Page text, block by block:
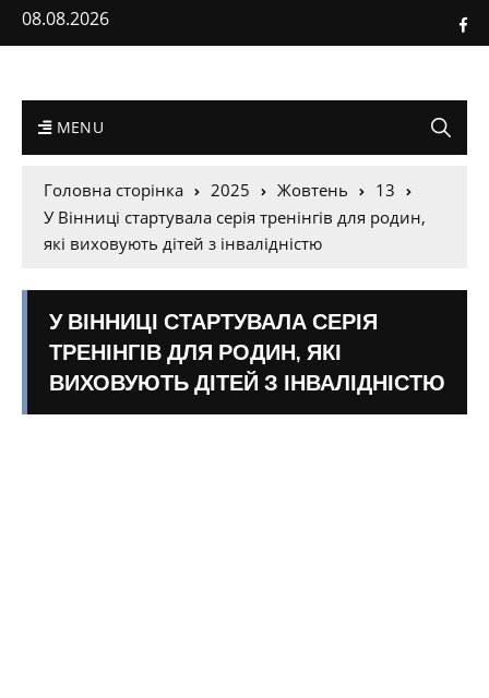
08.08.2026
MENU
Головна сторінка 2025 Жовтень
13
У Вінниці стартувала серія тренінгів для родин,
які виховують дітей з інвалідністю
У ВІННИЦІ СТАРТУВАЛА СЕРІЯ
ТРЕНІНГІВ ДЛЯ РОДИН, ЯКІ
ВИХОВУЮТЬ ДІТЕЙ З ІНВАЛІДНІСТЮ